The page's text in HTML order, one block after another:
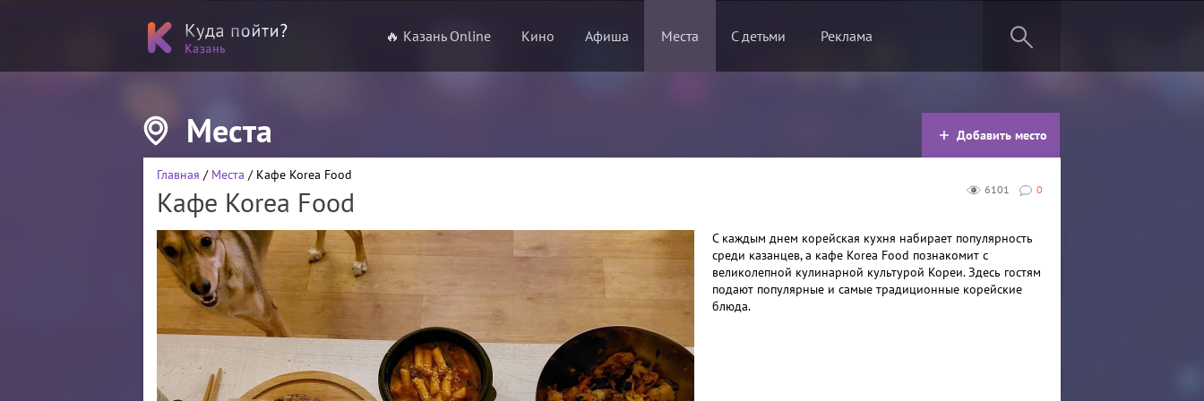
🔥 Казань Online Кино Афиша Места С детьми Реклама
Места Добавить место
0
6101
Главная / Места / Кафе Korea Food
Кафе Korea Food
С каждым днем корейская кухня набирает популярность
среди казанцев, а кафе Korea Food познакомит с
великолепной кулинарной культурой Кореи. Здесь гостям
подают популярные и самые традиционные корейские
блюда.